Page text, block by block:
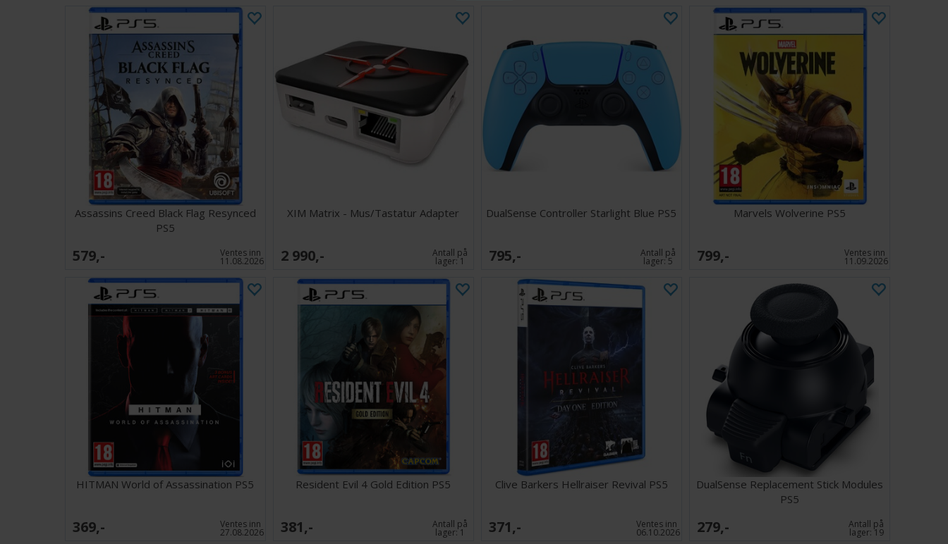
verden byr på. «Dark Arisen»-utvidelsen bygger videre på dette
grunnlaget med en reise til den lenge forlatte nordlige regionen Norgan,
der Arisen slår seg sammen med den gåtefulle Eir for å avdekke
hemmelighetene til den udødelige Fallen Dragon. Glemte relikvier som
avdekkes gjennom hele utvidelsen låser opp kraftige nye våpen og
ferdigheter, og tolv «Lost Rites»-fangehullsutfordringer designet av
Pathfinder presser Arisens evner til det ytterste, samtidig som de gir
tilgang til sjeldent utstyr som en gang tilhørte tidligere Arisen-figurer.
Nye alternativer i karakterskaperen, inkludert flere frisyrer og
tatoveringer, fullender en utvidelse som utdyper alle aspekter av
Dragon’s Dogma 2-opplevelsen.
Hele Dragon's Dogma 2-basen er inkludert sammen med den
komplette Dark Arisen-utvidelsen
Dark Arisen tar Arisen med til den nordlige regionen Norgan for å
avdekke hemmelighetene til den udødelige Fallen Dragon
Glemte relikvier spredt over hele Norgan låser opp kraftige nye
våpen og ferdigheter når de vurderes
ferdighetsprøver og belønninger i form av sjeldent utstyr
Nye alternativer i karakterverktøyet er lagt til, inkludert flere
frisyrer og tatoveringer
Dyp frihet i et åpent action-RPG-univers som omfatter valg av
yrke, sammensetning av gruppen og spillerdrevne tilnærminger til
enhver situasjon
Master Edition er den mest komplette måten å oppleve Dragon's
Dogma 2 på, og kombinerer det omfattende hovedspillet med en
betydelig utvidelse som legger til en ny region, nye utfordringer og ny
fremgang i én samlet, definitiv pakke for PS5.
Dragon's Dogma 2: Dark Arisen Master Edition lanseres til
PS5 den 9. oktober 2026.
Assassins Creed Black Flag Resynced
PS5
579,- Ventes inn
11.08.2026
XIM Matrix - Mus/Tastatur Adapter
2 990,- Antall på
lager:1
DualSense Controller Starlight Blue PS5
795,- Antall på
lager:5
Marvels Wolverine PS5
799,- Ventes inn
11.09.2026
HITMAN World of Assassination PS5
369,- Ventes inn
27.08.2026
Resident Evil 4 Gold Edition PS5
381,- Antall på
lager:1
Clive Barkers Hellraiser Revival PS5
371,- Ventes inn
06.10.2026
DualSense Replacement Stick Modules
PS5
279,- Antall på
lager: 19